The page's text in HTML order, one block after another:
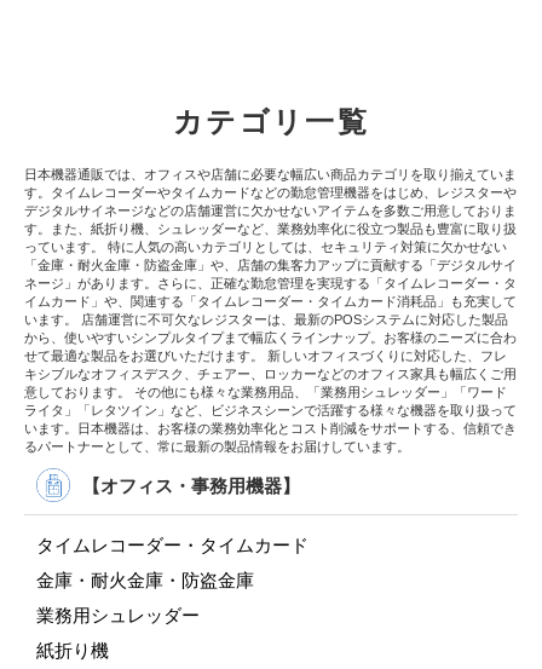
カテゴリ一覧
日本機器通販では、オフィスや店舗に必要な幅広い商品カテゴリを取り揃えていま
す。タイムレコーダーやタイムカードなどの勤怠管理機器をはじめ、レジスターや
デジタルサイネージなどの店舗運営に欠かせないアイテムを多数ご用意しておりま
す。また、紙折り機、シュレッダーなど、業務効率化に役立つ製品も豊富に取り扱
っています。 特に人気の高いカテゴリとしては、セキュリティ対策に欠かせない
「金庫・耐火金庫・防盗金庫」や、店舗の集客力アップに貢献する「デジタルサイ
ネージ」があります。さらに、正確な勤怠管理を実現する「タイムレコーダー・タ
イムカード」や、関連する「タイムレコーダー・タイムカード消耗品」も充実して
います。 店舗運営に不可欠なレジスターは、最新のPOSシステムに対応した製品
から、使いやすいシンプルタイプまで幅広くラインナップ。お客様のニーズに合わ
せて最適な製品をお選びいただけます。 新しいオフィスづくりに対応した、フレ
キシブルなオフィスデスク、チェアー、ロッカーなどのオフィス家具も幅広くご用
意しております。 その他にも様々な業務用品、「業務用シュレッダー」「ワード
ライタ」「レタツイン」など、ビジネスシーンで活躍する様々な機器を取り扱って
います。日本機器は、お客様の業務効率化とコスト削減をサポートする、信頼でき
るパートナーとして、常に最新の製品情報をお届けしています。
【オフィス・事務用機器】
タイムレコーダー・タイムカード
金庫・耐火金庫・防盗金庫
業務用シュレッダー
紙折り機